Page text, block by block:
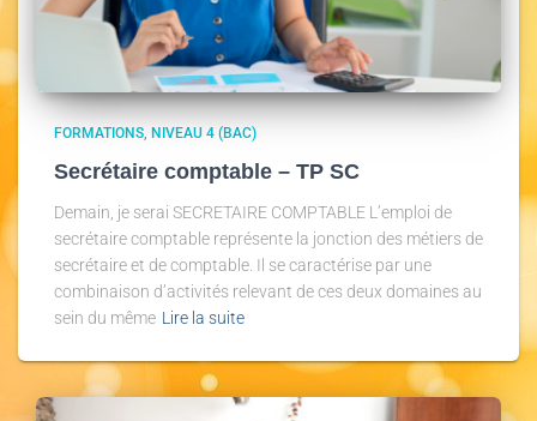
FORMATIONS NIVEAU 4 (BAC)
Secrétaire comptable – TP SC
Demain, je serai SECRETAIRE COMPTABLE L’emploi de
secrétaire comptable représente la jonction des métiers de
secrétaire et de comptable. Il se caractérise par une
combinaison d’activités relevant de ces deux domaines au
sein du même Lire la suite